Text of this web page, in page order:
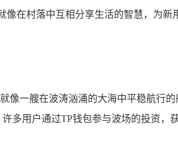
在村落中互相分享生活的智慧，为新
像一艘在波涛汹涌的大海中平稳航行
多用户通过TP钱包参与波场的投资，